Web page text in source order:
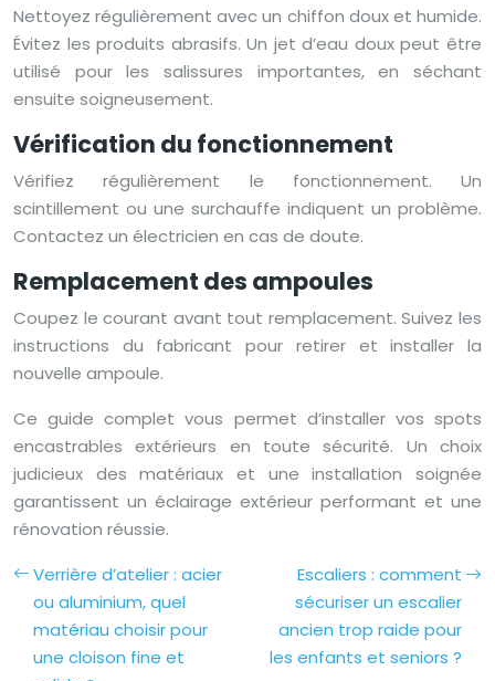
Nettoyez régulièrement avec un chiffon doux et humide.
Évitez les produits abrasifs. Un jet d’eau doux peut être
utilisé pour les salissures importantes, en séchant
ensuite soigneusement.
Vérification du fonctionnement
Vérifiez régulièrement le fonctionnement. Un
scintillement ou une surchauffe indiquent un problème.
Contactez un électricien en cas de doute.
Remplacement des ampoules
Coupez le courant avant tout remplacement. Suivez les
instructions du fabricant pour retirer et installer la
nouvelle ampoule.
Ce guide complet vous permet d’installer vos spots
encastrables extérieurs en toute sécurité. Un choix
judicieux des matériaux et une installation soignée
garantissent un éclairage extérieur performant et une
rénovation réussie.
Verrière d’atelier : acier
ou aluminium, quel
matériau choisir pour
une cloison fine et
Escaliers : comment
sécuriser un escalier
ancien trop raide pour
les enfants et seniors ?